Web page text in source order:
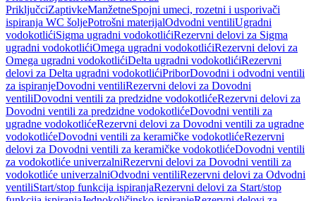
PriključciZaptivkeManžetneSpojni umeci, rozetni i usporivači
ispiranja WC šoljePotrošni materijalOdvodni ventiliUgradni
vodokotlićiSigma ugradni vodokotlićiRezervni delovi za Sigma
ugradni vodokotlićiOmega ugradni vodokotlićiRezervni delovi za
Omega ugradni vodokotlićiDelta ugradni vodokotlićiRezervni
delovi za Delta ugradni vodokotlićiPriborDovodni i odvodni ventili
za ispiranjeDovodni ventiliRezervni delovi za Dovodni
ventiliDovodni ventili za predzidne vodokotlićeRezervni delovi za
Dovodni ventili za predzidne vodokotlićeDovodni ventili za
ugradne vodokotlićeRezervni delovi za Dovodni ventili za ugradne
vodokotlićeDovodni ventili za keramičke vodokotlićeRezervni
delovi za Dovodni ventili za keramičke vodokotlićeDovodni ventili
za vodokotliće univerzalniRezervni delovi za Dovodni ventili za
vodokotliće univerzalniOdvodni ventiliRezervni delovi za Odvodni
ventiliStart/stop funkcija ispiranjaRezervni delovi za Start/stop